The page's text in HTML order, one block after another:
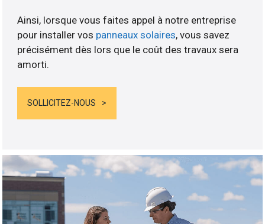
Ainsi, lorsque vous faites appel à notre entreprise
pour installer vos panneaux solaires, vous savez
précisément dès lors que le coût des travaux sera
amorti.
SOLLICITEZ-NOUS